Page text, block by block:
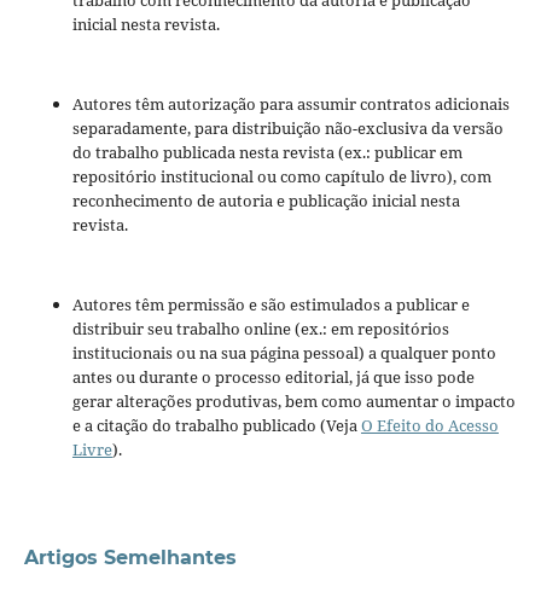
inicial nesta revista.
Autores têm autorização para assumir contratos adicionais
separadamente, para distribuição não-exclusiva da versão
do trabalho publicada nesta revista (ex.: publicar em
repositório institucional ou como capítulo de livro), com
reconhecimento de autoria e publicação inicial nesta
revista.
Autores têm permissão e são estimulados a publicar e
distribuir seu trabalho online (ex.: em repositórios
institucionais ou na sua página pessoal) a qualquer ponto
antes ou durante o processo editorial, já que isso pode
gerar alterações produtivas, bem como aumentar o impacto
e a citação do trabalho publicado (VejaO Efeito do Acesso
Livre).
Artigos Semelhantes